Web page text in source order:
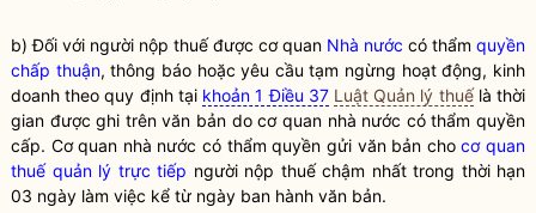
b) Đối với người nộp thuế được cơ quan Nhà nước có thẩm quyền
chấp thuận, thông báo hoặc yêu cầu tạm ngừng hoạt động, kinh
doanh theo quy định tại khoản 1 Điều 37 Luật Quản lý thuếlà thời
gian được ghi trên văn bản do cơ quan nhà nước có thẩmquyền
cấp. Cơ quan nhà nước có thẩmquyền gửi văn bản chocơ quan
thuế quản lý trực tiếp người nộp thuế chậm nhất trong thời hạn
03 ngày làm việc kể từ ngày ban hành văn bản.